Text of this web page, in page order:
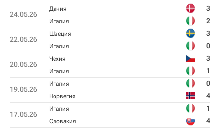
24.05.26
Дания 3
Италия 2
22.05.26
Швеция 3
Италия 0
20.05.26
Чехия 3
Италия 1
19.05.26
Италия 0
Норвегия 4
17.05.26
Италия 1
Словакия 4